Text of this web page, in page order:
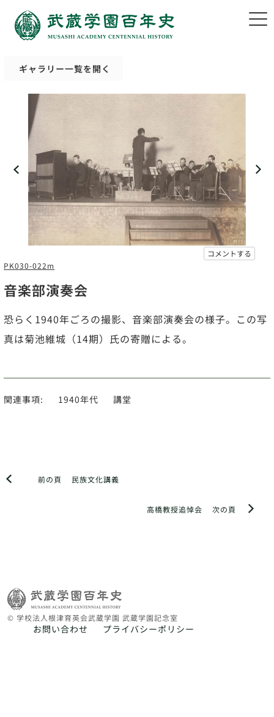
ギャラリー一覧を開く
コメントする
PK030-022m
音楽部演奏会
恐らく1940年ごろの撮影、音楽部演奏会の様子。この写
真は菊池維城（14期）氏の寄贈による。
関連事項: 1940年代 講堂
前の頁 民族文化講義
次の頁
高橋教授追悼会
© 学校法人根津育英会武蔵学園 武蔵学園記念室
お問い合わせ プライバシーポリシー